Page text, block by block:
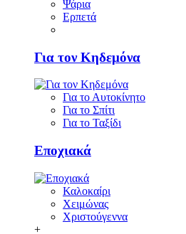
Ψάρια
Ερπετά
Για τον Κηδεμόνα
Για το Αυτοκίνητο
Για το Σπίτι
Για το Ταξίδι
Εποχιακά
Καλοκαίρι
Χειμώνας
Χριστούγεννα
+